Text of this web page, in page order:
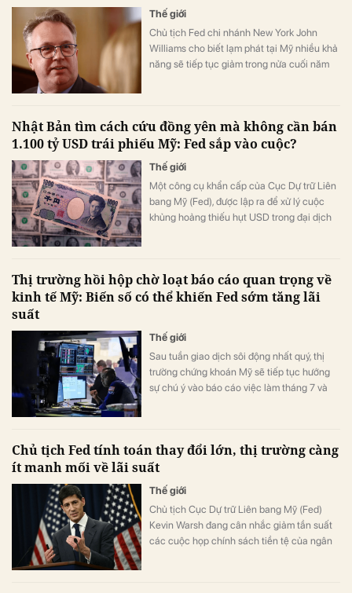
Thế giới
Chủ tịch Fed chi nhánh New York John
Williams cho biết lạm phát tại Mỹ nhiều khả
năng sẽ tiếp tục giảm trong nửa cuối năm
Nhật Bản tìm cách cứu đồng yên mà không cần bán
1.100 tỷ USD trái phiếu Mỹ: Fed sắp vào cuộc?
Thế giới
Một công cụ khẩn cấp của Cục Dự trữ Liên
bang Mỹ (Fed), được lập ra để xử lý cuộc
khủng hoảng thiếu hụt USD trong đại dịch
Thị trường hồi hộp chờ loạt báo cáo quan trọng về
kinh tế Mỹ: Biến số có thể khiến Fed sớm tăng lãi
suất
Thế giới
Sau tuần giao dịch sôi động nhất quý, thị
trường chứng khoán Mỹ sẽ tiếp tục hướng
sự chú ý vào báo cáo việc làm tháng 7 và
Chủ tịch Fed tính toán thay đổi lớn, thị trường càng
ít manh mối về lãi suất
Thế giới
Chủ tịch Cục Dự trữ Liên bang Mỹ (Fed)
Kevin Warsh đang cân nhắc giảm tần suất
các cuộc họp chính sách tiền tệ của ngân